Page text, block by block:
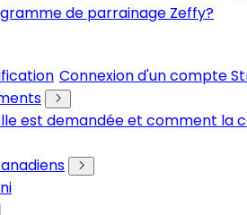
de parrainage Zeffy?
Connexion d'un compte
est demandée et comment la